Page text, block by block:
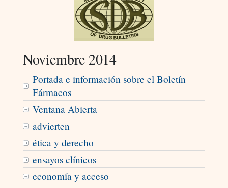
Noviembre 2014
Portada e información sobre el Boletín
Fármacos
Ventana Abierta
advierten
ética y derecho
ensayos clínicos
economía y acceso